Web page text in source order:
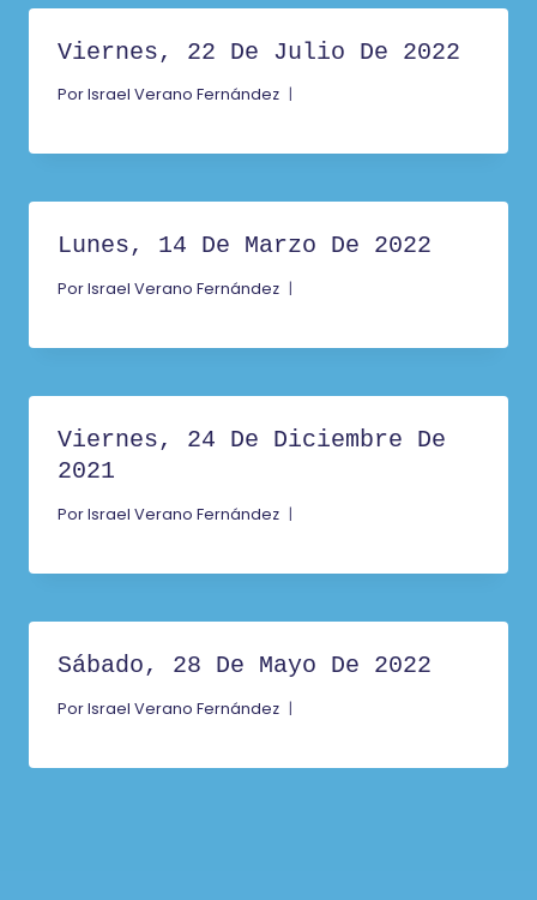
Viernes, 22 De Julio De 2022
PorIsrael Verano Fernández
Lunes, 14 De Marzo De 2022
PorIsrael Verano Fernández
Viernes, 24 De Diciembre De
2021
PorIsrael Verano Fernández
Sábado, 28 De Mayo De 2022
PorIsrael Verano Fernández